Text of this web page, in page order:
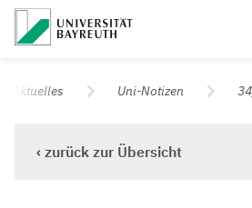
Universität Bayreuth – Deine
Aktuelles Uni-Notizen
‹ zurück zur Übersicht